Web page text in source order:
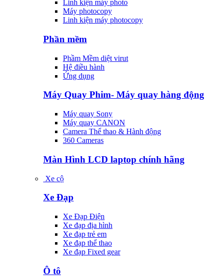
Linh kiện máy photo
Máy photocopy
Linh kiện máy photocopy
Phần mềm
Phầm Mềm diệt virut
Hệ điều hành
Ứng dụng
Máy Quay Phim- Máy quay hàng động
Máy quay Sony
Máy quay CANON
Camera Thể thao & Hành động
360 Cameras
Màn Hình LCD laptop chính hãng
Xe cộ
Xe Đạp
Xe Đạp Điện
Xe đạp địa hình
Xe đạp trẻ em
Xe đạp thể thao
Xe đạp Fixed gear
Ô tô